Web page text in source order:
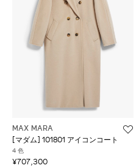
MAX MARA
[マダム] 101801 アイコンコート
4 色
¥707,300